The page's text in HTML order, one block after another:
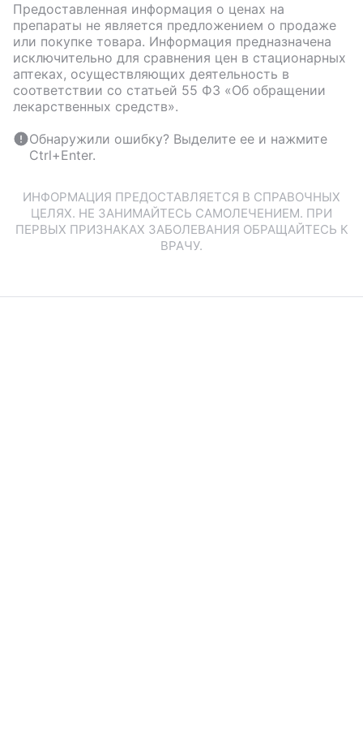
Предоставленная информация о ценах на
препараты не является предложением о продаже
или покупке товара. Информация предназначена
исключительно для сравнения цен в стационарных
аптеках, осуществляющих деятельность в
соответствии со статьей 55 ФЗ «Об обращении
лекарственных средств».
Обнаружили ошибку? Выделите ее и нажмите
Ctrl+Enter.
ИНФОРМАЦИЯ ПРЕДОСТАВЛЯЕТСЯ В СПРАВОЧНЫХ
ЦЕЛЯХ. НЕ ЗАНИМАЙТЕСЬ САМОЛЕЧЕНИЕМ. ПРИ
ПЕРВЫХ ПРИЗНАКАХ ЗАБОЛЕВАНИЯ ОБРАЩАЙТЕСЬ К
ВРАЧУ.